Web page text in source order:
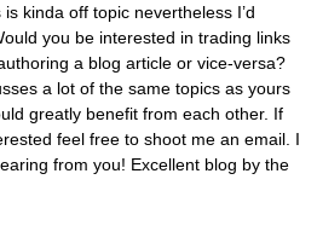
kinda off topic nevertheless I’d
you be interested in trading links
a blog article or vice-versa?
a lot of the same topics as yours
greatly benefit from each other. If
feel free to shoot me an email. I
from you! Excellent blog by the